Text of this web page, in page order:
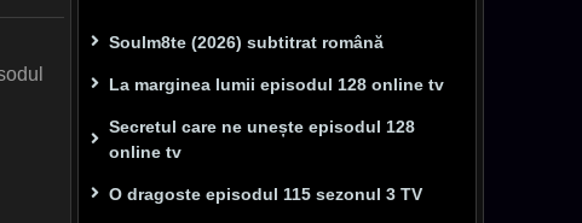
Soulm8te (2026) subtitrat română
La marginea lumii episodul 128 online tv
Secretul care ne unește episodul 128
online tv
O dragoste episodul 115 sezonul 3 TV